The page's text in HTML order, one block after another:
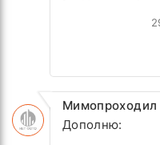
Мимопроходил
Дополню: